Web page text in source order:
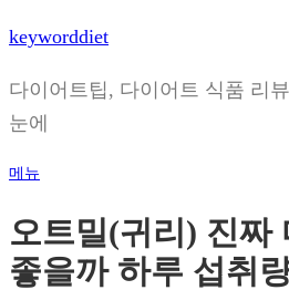
내
으
로
바
로
기
keyworddiet
다이어트팁, 다이어트 식품 리
눈에
메뉴
오트밀(귀리) 진짜
좋을까 하루 섭취